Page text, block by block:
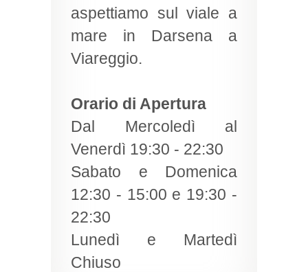
aspettiamo sul viale a
mare in Darsena a
Viareggio.
Orario di Apertura
Dal Mercoledì al
Venerdì 19:30 - 22:30
Sabato e Domenica
12:30 - 15:00 e 19:30 -
22:30
Lunedì e Martedì
Chiuso